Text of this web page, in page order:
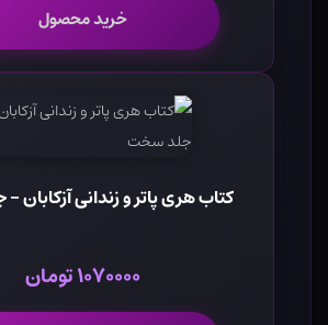
خرید محصول
کتاب هری پاتر و زندانی
۱۰۷۰۰۰۰ تومان